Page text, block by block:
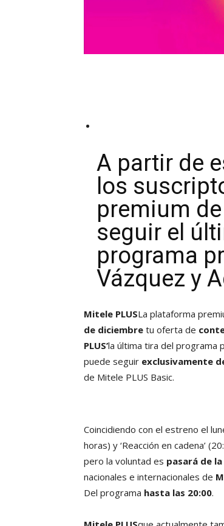
A partir de
los
premium
seguir el
programa
Vázquez y
Mitele PLUSLa plataforma
de diciembre tu oferta de
PLUS’la última tira del programa
puede seguir exclusivamente
de Mitele PLUS Basic.
Coincidiendo con el estreno el
horas) y ‘Reacción en cadena’
pero la voluntad es pasará de
nacionales e internacionales de
Del programa hasta las 20:00.